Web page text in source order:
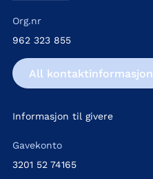
Org.nr
962 323 855
All kontakt­informasjon
Informasjon til givere
Gavekonto
3201 52 74165